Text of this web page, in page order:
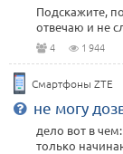
Подскажите,
отвечаю и не
4 1 944
Смартфоны ZTE
не могу
дело вот в
только